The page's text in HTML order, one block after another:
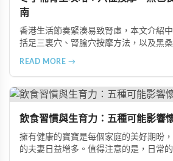
南
香港生活節奏緊湊易致腎虛，本文介紹
括足三裏穴、腎腧穴按摩方法，以及黑
READ MORE →
飲食習慣與生育力：五種可能影響
擁有健康的寶寶是每個家庭的美好期盼
的夫妻日益增多。值得注意的是，日常